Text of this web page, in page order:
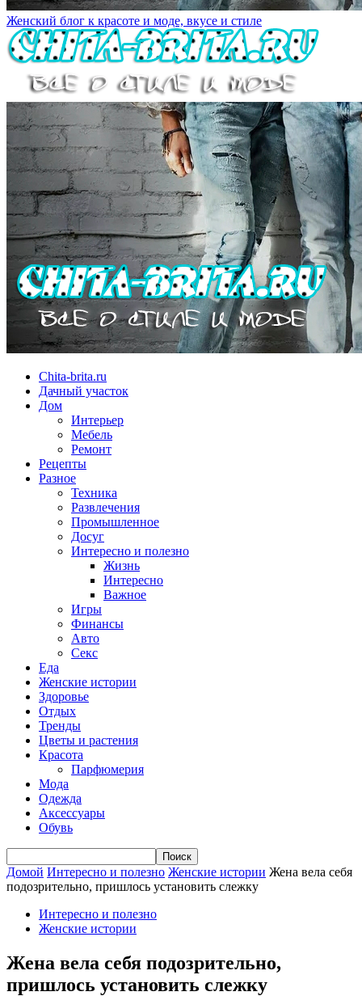
Женский блог к красоте и моде, вкусе и стиле
Chita-brita.ru
Дачный участок
Дом
Интерьер
Мебель
Ремонт
Рецепты
Разное
Техника
Развлечения
Промышленное
Досуг
Интересно и полезно
Жизнь
Интересно
Важное
Игры
Финансы
Авто
Секс
Еда
Женские истории
Здоровье
Отдых
Тренды
Цветы и растения
Красота
Парфюмерия
Мода
Одежда
Аксессуары
Обувь
Домой Интересно и полезно Женские истории Жена вела себя
подозрительно, пришлось установить слежку
Интересно и полезно
Женские истории
Жена вела себя подозрительно,
пришлось установить слежку